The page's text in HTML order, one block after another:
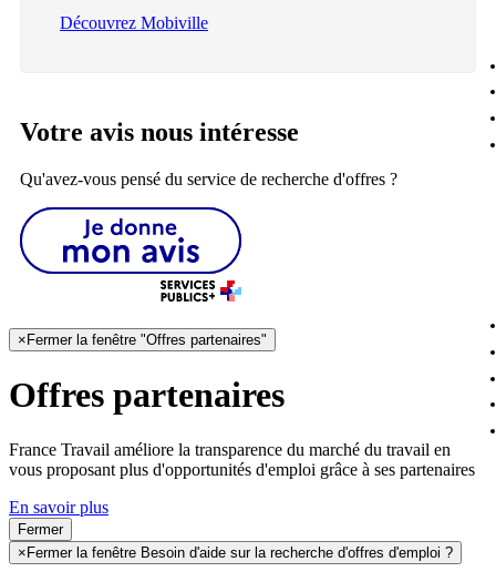
Découvrez Mobiville
Votre avis nous intéresse
Qu'avez-vous pensé du service de recherche d'offres ?
× Fermer la fenêtre "Offres partenaires"
Offres partenaires
France Travail améliore la transparence du marché du travail en
vous proposant plus d'opportunités d'emploi grâce à ses partenaires
En savoir plus
Fermer
× Fermer la fenêtre Besoin d'aide sur la recherche d'offres d'emploi ?